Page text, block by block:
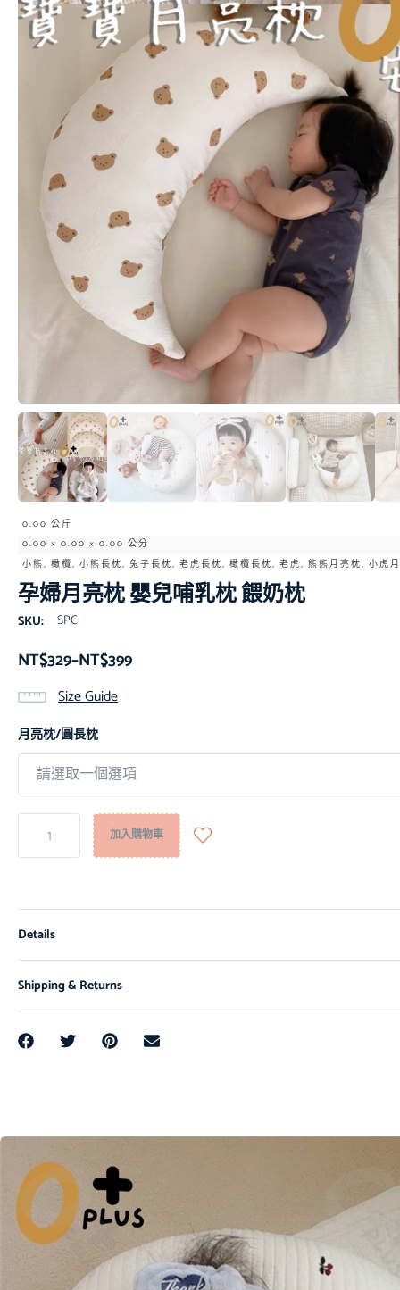
0.00 公斤
0.00 × 0.00 × 0.00 公分
小熊, 橄欖, 小熊長枕, 兔子長枕, 老虎長枕, 橄欖長枕, 老虎, 熊熊月亮枕, 小虎
孕婦月亮枕 嬰兒哺乳枕 餵奶枕
SKU: SPC
NT$329–NT$399
Size Guide
月亮枕/圓長枕
加入購物車
Details
Shipping & Returns